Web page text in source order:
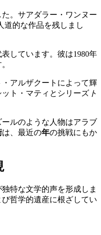
。サアダラー・ワンヌー
道的な作品を残しまし
しています。彼は1980年
アルザクートによって輝
ト・マティとシリーズ ト
ルのような人物はアラブ
は、最近の年の挑戦にもか
特な文学的声を形成しま
哲学的遺産に根ざしてい